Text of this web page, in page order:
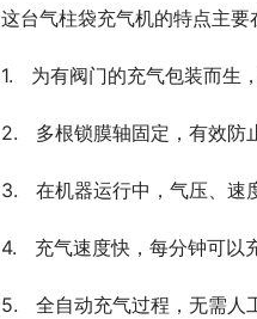
这台气柱袋充气机的特点主要
1.   为有阀门的充气包装而
2.   多根锁膜轴固定，有效防
3.   在机器运行中，气压、速
4.   充气速度快，每分钟可以
5.   全自动充气过程，无需人